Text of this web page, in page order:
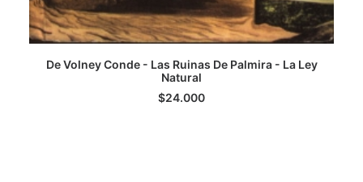
LEER MÁS
De Volney Conde - Las Ruinas De Palmira - La Ley
Natural
$24.000